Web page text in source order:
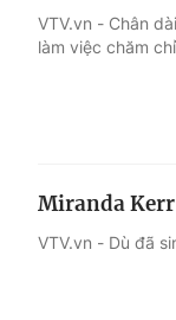
VTV.vn - Chân
làm việc chăm
Miranda
VTV.vn - Dù đã